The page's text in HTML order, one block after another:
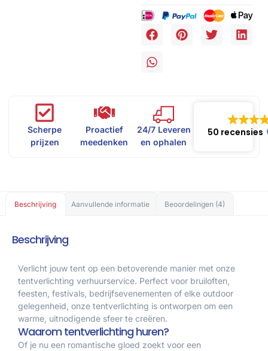
Scherpe
prijzen
Proactief
meedenken
24/7 Leveren
en ophalen
50 recensies
Beschrijving Aanvullende informatie Beoordelingen (4)
Beschrijving
Verlicht jouw tent op een betoverende manier met onze
tentverlichting verhuurservice. Perfect voor bruiloften,
feesten, festivals, bedrijfsevenementen of elke outdoor
gelegenheid, onze tentverlichting is ontworpen om een
warme, uitnodigende sfeer te creëren.
Waarom tentverlichting huren?
Of je nu een romantische gloed zoekt voor een